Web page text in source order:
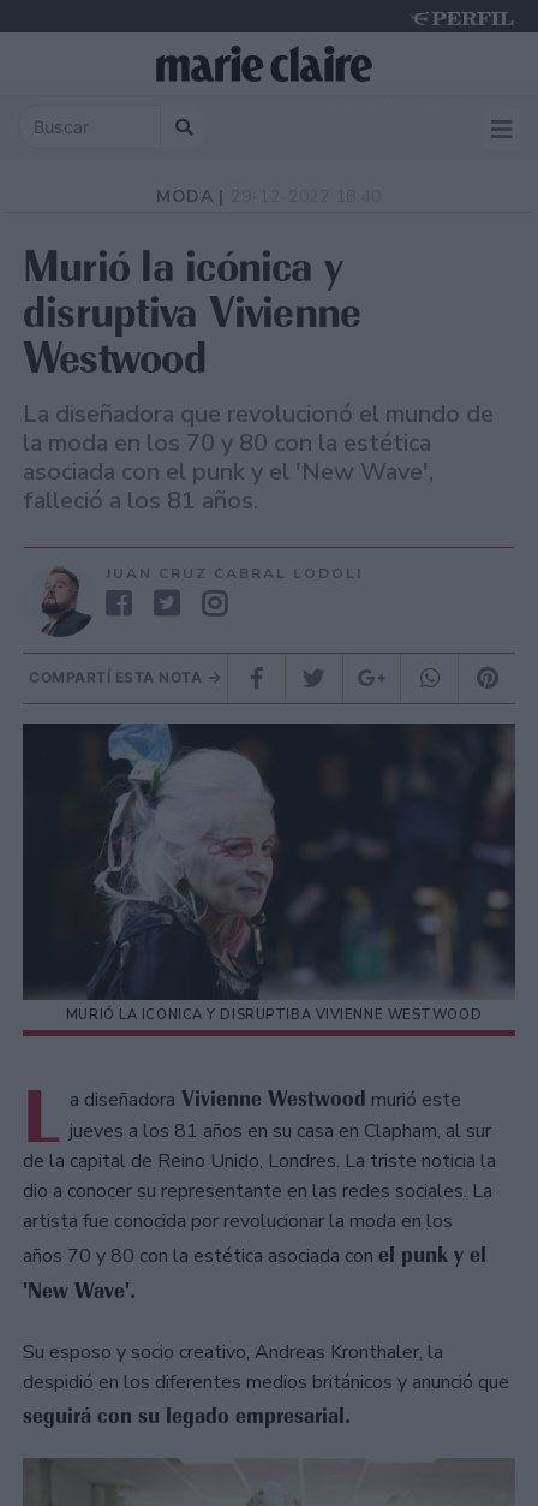
MODA |
Murió la icónica y
disruptiva Vivienne
Westwood
La diseñadora que revolucionó el mundo de
la moda en los 70 y 80 con la estética
asociada con el punk y el 'New Wave',
falleció a los 81 años.
JUAN CRUZ CABRAL LODOLI
COMPARTÍ ESTA NOTA
MURIÓ LA ICONICA Y DISRUPTIBA VIVIENNE WESTWOOD
L a diseñadora Vivienne Westwood murió este
jueves a los 81 años en su casa en Clapham, al sur
de la capital de Reino Unido, Londres. La triste noticia la
dio a conocer su representante en las redes sociales. La
artista fue conocida por revolucionar la moda en los
años 70 y 80 con la estética asociada con el punk y el
'New Wave'.
Su esposo y socio creativo, Andreas Kronthaler, la
despidió en los diferentes medios británicos y anunció que
seguirá con su legado empresarial.